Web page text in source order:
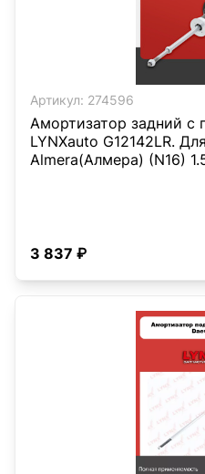
Артикул: 274596
Амортизатор задний с
LYNXauto G12142LR.
Almera(Алмера) (N16)
3 837 ₽